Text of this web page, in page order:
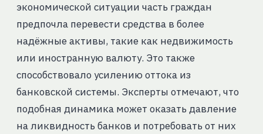
экономической ситуации часть граждан
предпочла перевести средства в более
надёжные активы, такие как недвижимость
или иностранную валюту. Это также
способствовало усилению оттока из
банковской системы. Эксперты отмечают, что
подобная динамика может оказать давление
на ликвидность банков и потребовать от них